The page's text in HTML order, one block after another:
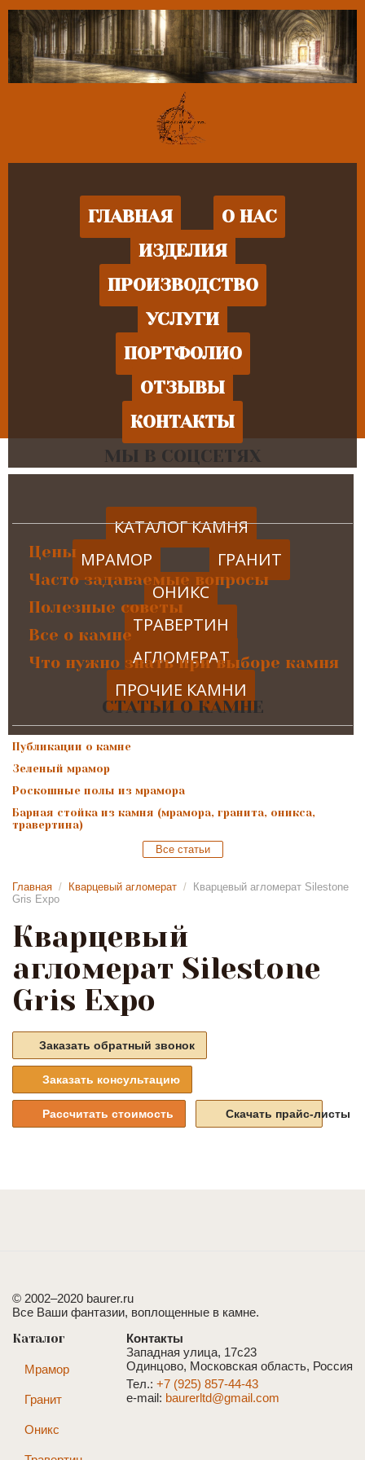
ГЛАВНАЯ
О НАС
ИЗДЕЛИЯ
ПРОИЗВОДСТВО
УСЛУГИ
ПОРТФОЛИО
ОТЗЫВЫ
КОНТАКТЫ
КАТАЛОГ КАМНЯ
МРАМОР
ГРАНИТ
ОНИКС
ТРАВЕРТИН
АГЛОМЕРАТ
ПРОЧИЕ КАМНИ
МЫ В СОЦСЕТЯХ
Цены
Часто задаваемые вопросы
Полезные советы
Все о камне
Что нужно знать при выборе камня
СТАТЬИ О КАМНЕ
Публикации о камне
Зеленый мрамор
Роскошные полы из мрамора
Барная стойка из камня (мрамора, гранита, оникса,
травертина)
Все статьи
Главная / Кварцевый агломерат /
Кварцевый агломерат Silestone
Gris Expo
Кварцевый
агломерат Silestone
Gris Expo
Заказать обратный звонок
Заказать консультацию
Рассчитать стоимость Скачать прайс-листы
© 2002–2020 baurer.ru
Все Ваши фантазии, воплощенные в камне.
Контакты
Западная улица, 17с23
Одинцово, Московская область, Россия
Тел.: +7 (925) 857-44-43
e-mail: baurerltd@gmail.com
Каталог
Мрамор
Гранит
Оникс